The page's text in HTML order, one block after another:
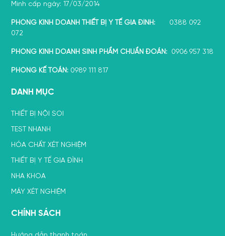
Minh cấp ngày: 17/03/2014
PHÒNG KINH DOANH THIẾT BỊ Y TẾ GIA ĐÌNH: 0388 092
072
PHÒNG KINH DOANH SINH PHẨM CHUẨN ĐOÁN: 0906 957 318
PHÒNG KẾ TOÁN: 0989 111 817
DANH MỤC
THIẾT BỊ NỘI SOI
TEST NHANH
HÓA CHẤT XÉT NGHIỆM
THIẾT BỊ Y TẾ GIA ĐÌNH
NHA KHOA
MÁY XÉT NGHIỆM
CHÍNH SÁCH